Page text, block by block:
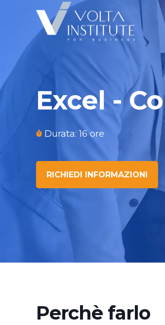
Excel -
Durata: 16 ore
RICHIEDI INFORMAZIONI
Perchè farlo